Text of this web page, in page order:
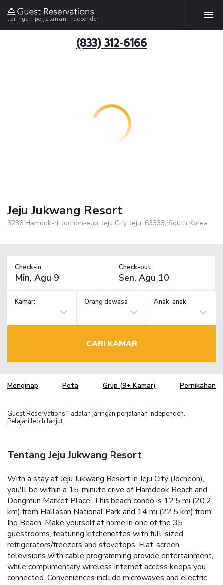
Jaringan perjalanan independen
(833) 312-6166
Jeju Jukwang Resort
3236 Hamdok-ri, Jochon-eup, Jeju City, Jeju, 63333, South Korea
Check-in: Check-out:
Kamar: Orang dewasa Anak-anak
CARI KAMAR
Menginap Peta Grup (9+ Kamar) Pernikahan
Guest Reservations TM
adalah jaringan perjalanan independen.
Pelajari lebih lanjut
Tentang Jeju Jukwang Resort
With a stay at Jeju Jukwang Resort in Jeju City (Jocheon),
you'll be within a 15-minute drive of Hamdeok Beach and
Dongmun Market Place. This beach condo is 12.5 mi (20.2
km) from Hallasan National Park and 14 mi (22.5 km) from
Iho Beach. Make yourself at home in one of the 35
guestrooms, featuring kitchenettes with full-sized
refrigerators/freezers and stovetops. Flat-screen
televisions with cable programming provide entertainment,
while complimentary wireless Internet access keeps you
connected. Conveniences include microwaves and electric